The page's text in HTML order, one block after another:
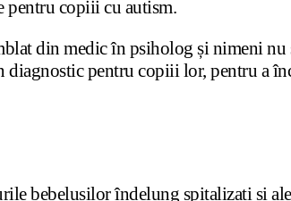
pentru copiii cu autism.
din medic în psiholog și nimeni
pentru copiii lor, pentru a
bebelușilor îndelung spitalizați și